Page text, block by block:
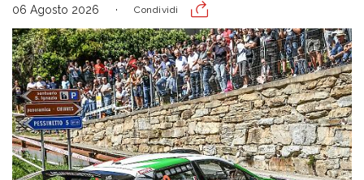
06 Agosto 2026 Condividi